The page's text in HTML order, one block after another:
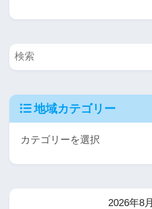
地域カテゴリー
2026年8月